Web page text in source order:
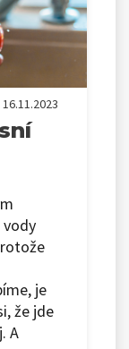
16.11.2023
vody
je
že jde
A